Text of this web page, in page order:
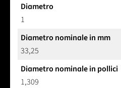
Diametro
1
Diametro nominale in mm
33,25
Diametro nominale in pollici
1,309